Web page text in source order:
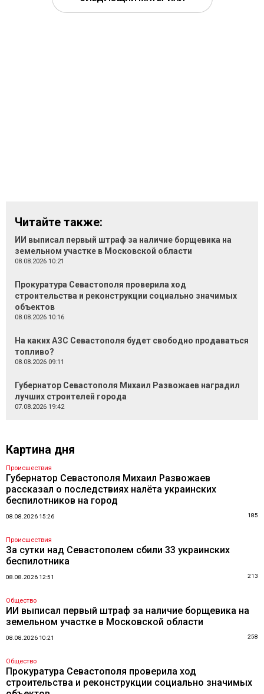
Читайте также:
ИИ выписал первый штраф за наличие борщевика на
земельном участке в Московской области
08.08.2026 10:21
Прокуратура Севастополя проверила ход
строительства и реконструкции социально значимых
объектов
08.08.2026 10:16
На каких АЗС Севастополя будет свободно продаваться
топливо?
08.08.2026 09:11
Губернатор Севастополя Михаил Развожаев наградил
лучших строителей города
07.08.2026 19:42
Картина дня
Происшествия
Губернатор Севастополя Михаил Развожаев
рассказал о последствиях налёта украинских
беспилотников на город
08.08.2026 15:26 185
Происшествия
За сутки над Севастополем сбили 33 украинских
беспилотника
08.08.2026 12:51 213
Общество
ИИ выписал первый штраф за наличие борщевика на
земельном участке в Московской области
08.08.2026 10:21 258
Общество
Прокуратура Севастополя проверила ход
строительства и реконструкции социально значимых